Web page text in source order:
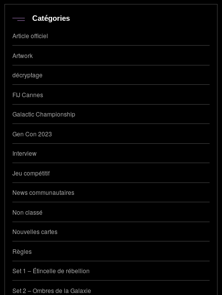
Catégories
Article officiel
Artwork
décryptage
FIJ Cannes
Galactic Championship
Gen Con 2023
Interview
Jeu compétitif
News communautaires
Non classé
Nouvelles cartes
Règles
Set 1 – Étincelle de rébellion
Set 2 – Ombres de la Galaxie